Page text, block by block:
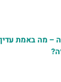
– מה באמת עדיף